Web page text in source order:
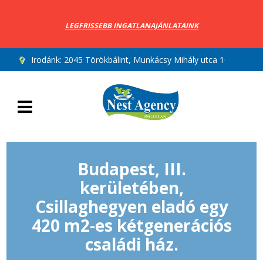
LEGFRISSEBB INGATLANAJÁNLATAINK
Irodánk: 2045 Törökbálint, Munkácsy Mihály utca 10.
Budapest, III.
kerületében,
Csillaghegyen eladó egy
420 m2-es kétgenerációs
családi ház.